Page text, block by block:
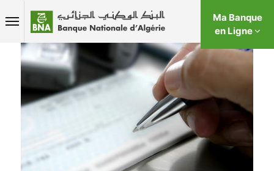
Ma Banque
en Ligne